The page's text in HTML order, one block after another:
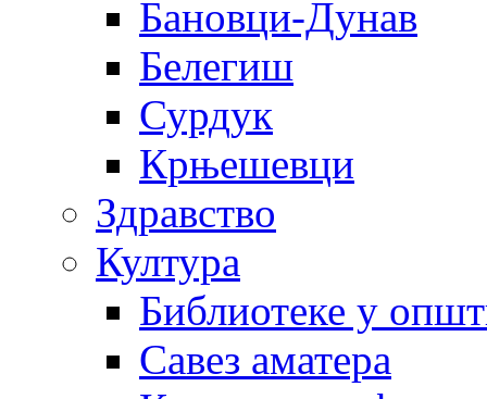
Бановци-Дунав
Белегиш
Сурдук
Крњешевци
Здравство
Култура
Библиотеке у
Савез аматера